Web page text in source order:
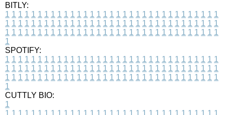
BITLY:
1 1 1 1 1 1 1 1 1 1 1 1 1 1 1 1 1 1 1 1 1 1 1 1 1 1 1 1 1 1 1 1 1
1 1 1 1 1 1 1 1 1 1 1 1 1 1 1 1 1 1 1 1 1 1 1 1 1 1 1 1 1 1 1 1 1
1 1 1 1 1 1 1 1 1 1 1 1 1 1 1 1 1 1 1 1 1 1 1 1 1 1 1 1 1 1 1 1 1
1
SPOTIFY:
1 1 1 1 1 1 1 1 1 1 1 1 1 1 1 1 1 1 1 1 1 1 1 1 1 1 1 1 1 1 1 1 1
1 1 1 1 1 1 1 1 1 1 1 1 1 1 1 1 1 1 1 1 1 1 1 1 1 1 1 1 1 1 1 1 1
1 1 1 1 1 1 1 1 1 1 1 1 1 1 1 1 1 1 1 1 1 1 1 1 1 1 1 1 1 1 1 1 1
1
CUTTLY BIO:
1
1 1 1 1 1 1 1 1 1 1 1 1 1 1 1 1 1 1 1 1 1 1 1 1 1 1 1 1 1 1 1 1 1